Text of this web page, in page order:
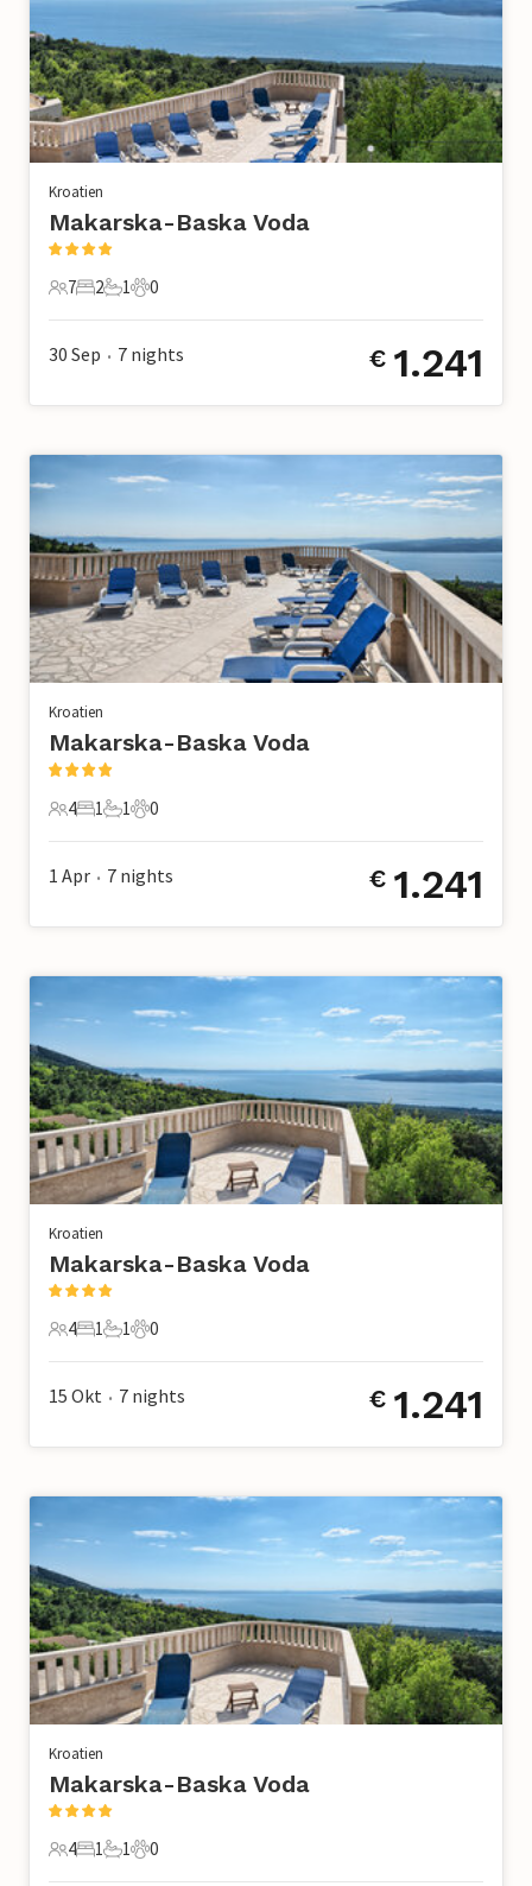
Kroatien
Makarska-Baska Voda
7 Gäste
7
2 Schlafzimmer
2
1 Badezimmer
1
0 Haustiere
0
30 Sep • 7 nights € 1.241
Kroatien
Makarska-Baska Voda
4 Gäste
4
1 Schlafzimmer
1
1 Badezimmer
1
0 Haustiere
0
1 Apr • 7 nights € 1.241
Kroatien
Makarska-Baska Voda
4 Gäste
4
1 Schlafzimmer
1
1 Badezimmer
1
0 Haustiere
0
15 Okt • 7 nights € 1.241
Kroatien
Makarska-Baska Voda
4 Gäste
4
1 Schlafzimmer
1
1 Badezimmer
1
0 Haustiere
0